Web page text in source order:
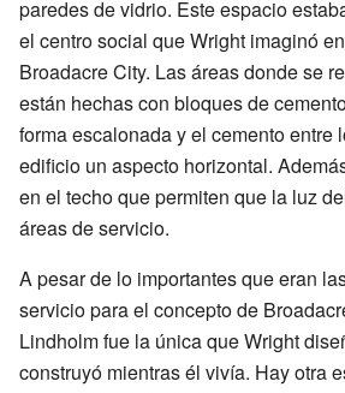
paredes de vidrio. Este espacio
el centro social que Wright imaginó
Broadacre City. Las áreas donde se
están hechas con bloques de
forma escalonada y el cemento entre
edificio un aspecto horizontal.
en el techo que permiten que la luz
áreas de servicio.
A pesar de lo importantes que eran
servicio para el concepto de
Lindholm fue la única que Wright
construyó mientras él vivía. Hay otra